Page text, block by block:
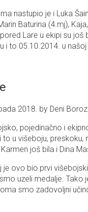
nastupio je i Luka
Baturina (4.mj),
Lare u ekipi su
i to 05.10.2014. u našoj
2018. by Deni
pojedinačno i
u višeboju,
još bila i Dina
ovo bio prvi
uzeli medalje.
smo zadovoljni